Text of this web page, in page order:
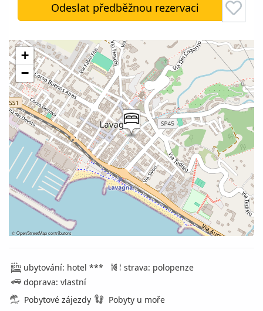
Odeslat předběžnou rezervaci
+
−
©OpenStreetMapcontributors
ubytování: hotel ***
strava: polopenze
doprava: vlastní
Pobytové zájezdy
Pobyty u moře